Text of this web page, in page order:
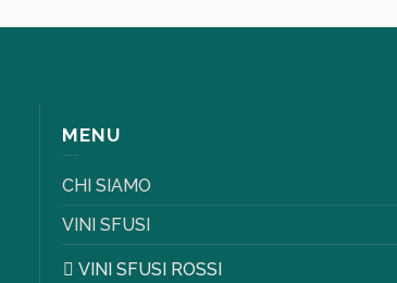
MENU
CHI SIAMO
VINI SFUSI
VINI SFUSI ROSSI